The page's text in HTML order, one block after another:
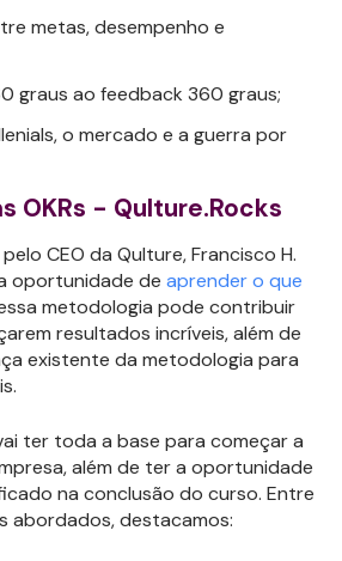
metas, desempenho e
graus ao feedback 360 graus;
o mercado e a guerra por
OKRs - Qulture.Rocks
CEO da Qulture, Francisco H.
oportunidade de aprender o que
metodologia pode contribuir
resultados incríveis, além de
existente da metodologia para
ter toda a base para começar a
além de ter a oportunidade
na conclusão do curso. Entre
abordados, destacamos: